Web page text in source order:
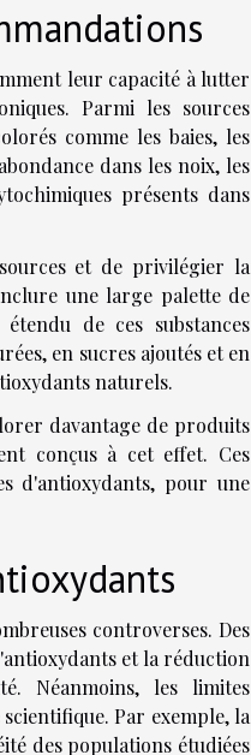
leur capacité à lutter
Parmi les sources
comme les baies, les
dans les noix, les
présents dans
et de privilégier la
une large palette de
de ces substances
en sucres ajoutés et en
naturels.
davantage de produits
conçus à cet effet. Ces
d'antioxydants, pour une
controverses. Des
et la réduction
Néanmoins, les limites
Par exemple, la
des populations étudiées